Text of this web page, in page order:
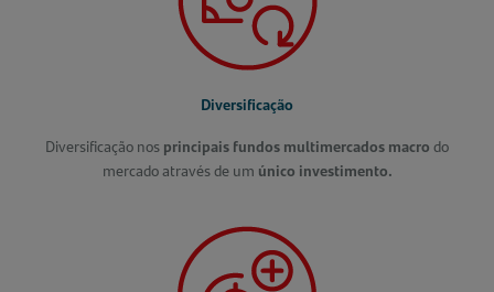
Diversificação
Diversificação nos principais fundos multimercados macro do
mercado através de um único investimento.